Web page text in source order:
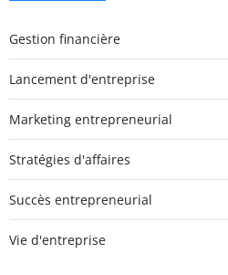
Gestion financière
Lancement d'entreprise
Marketing entrepreneurial
Stratégies d'affaires
Succès entrepreneurial
Vie d'entreprise